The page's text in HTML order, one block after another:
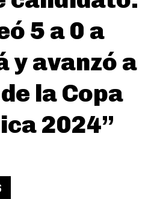
5 a 0 a
y avanzó a
la Copa
2024”